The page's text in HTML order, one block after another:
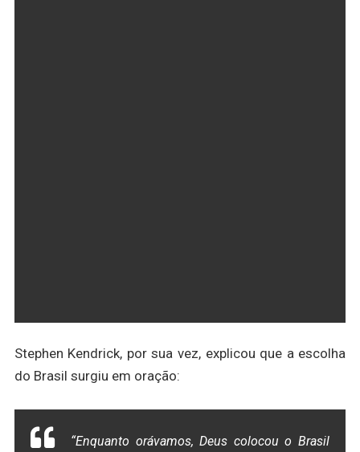
Stephen Kendrick, por sua vez, explicou que a escolha
do Brasil surgiu em oração:
“Enquanto orávamos, Deus colocou o Brasil